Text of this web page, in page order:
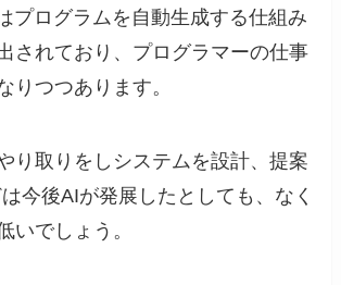
プログラムを自動生成する仕組み
されており、プログラマーの仕事
りつつあります。
り取りをしシステムを設計、提案
今後AIが発展したとしても、なく
いでしょう。